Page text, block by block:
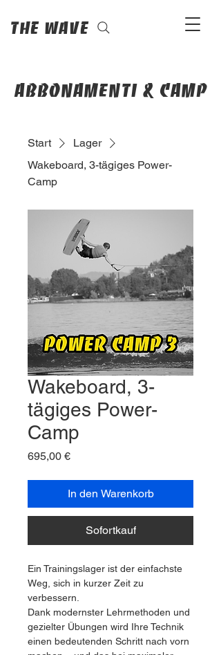
The Wave
abbonamenti & camp
Start
Lager
Wakeboard, 3-tägiges Power-
Camp
Wakeboard, 3-
tägiges Power-
Camp
695,00 €Preis
In den Warenkorb
Sofortkauf
Ein Trainingslager ist der einfachste
Weg, sich in kurzer Zeit zu
verbessern.
Dank modernster Lehrmethoden und
gezielter Übungen wird Ihre Technik
einen bedeutenden Schritt nach vorn